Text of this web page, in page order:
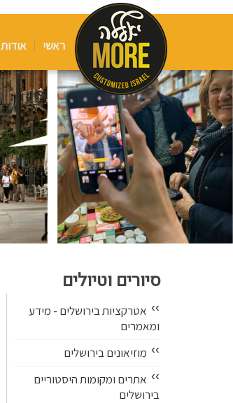
ראשי אודות
סיורים וטיולים
›› אטרקציות בירושלים - מידע
ומאמרים
›› מוזיאונים בירושלים
›› אתרים ומקומות היסטוריים
בירושלים